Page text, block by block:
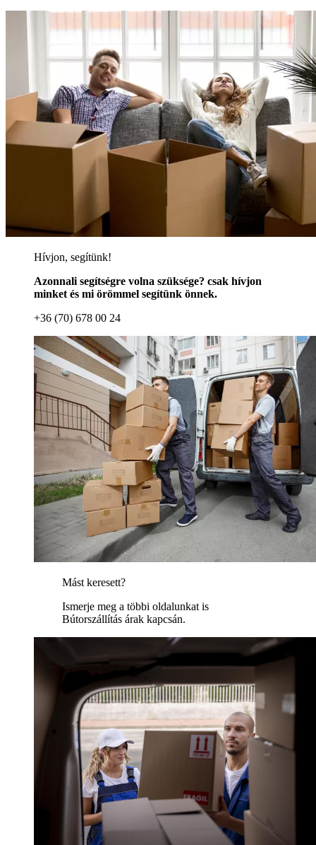
Hívjon, segítünk!
Azonnali segítségre volna szüksége? csak hívjon
minket és mi örömmel segítünk önnek.
+36 (70) 678 00 24
Mást keresett?
Ismerje meg a többi oldalunkat is
Bútorszállítás árak kapcsán.